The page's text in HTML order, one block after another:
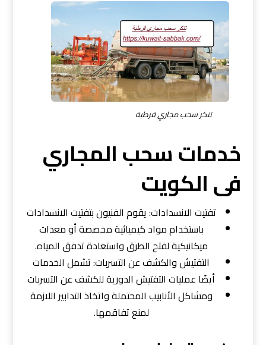
تنكر سحب مجاري قرطبة
خدمات سحب المجاري
فى الكويت
تفتيت الانسدادات: يقوم الفنيون بتفتيت الانسدادات
باستخدام مواد كيميائية مخصصة أو معدات
ميكانيكية لفتح الطرق واستعادة تدفق المياه.
التفتيش والكشف عن التسربات: تشمل الخدمات
أيضًا عمليات التفتيش الدورية للكشف عن التسربات
ومشاكل الأنابيب المحتملة واتخاذ التدابير اللازمة
لمنع تفاقمها.